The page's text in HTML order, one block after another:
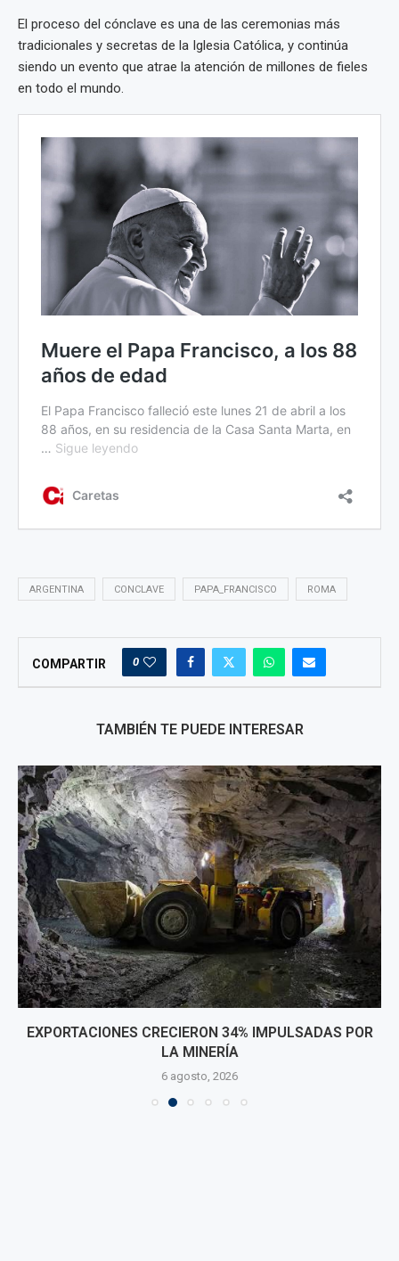
El proceso del cónclave es una de las ceremonias más
tradicionales y secretas de la Iglesia Católica, y continúa
siendo un evento que atrae la atención de millones de fieles
en todo el mundo.
ARGENTINA CONCLAVE PAPA_FRANCISCO ROMA
COMPARTIR 0
TAMBIÉN TE PUEDE INTERESAR
EXPORTACIONES CRECIERON 34% IMPULSADAS POR
LA MINERÍA
6 agosto, 2026